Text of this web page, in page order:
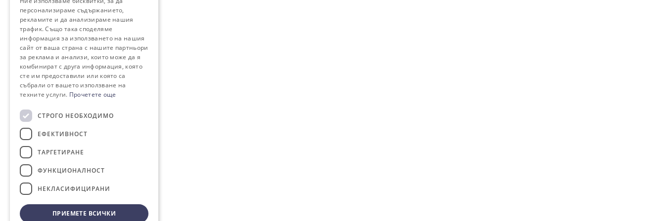
персонализираме съдържанието,
рекламите и да анализираме нашия
трафик. Също така споделяме
информация за използването на нашия
сайт от ваша страна с нашите партньори
за реклама и анализи, които може да я
комбинират с друга информация, която
сте им предоставили или която са
събрали от вашето използване на
техните услуги. Прочетете още
СТРОГО НЕОБХОДИМО
ЕФЕКТИВНОСТ
ТАРГЕТИРАНЕ
ФУНКЦИОНАЛНОСТ
НЕКЛАСИФИЦИРАНИ
ПРИЕМЕТЕ ВСИЧКИ